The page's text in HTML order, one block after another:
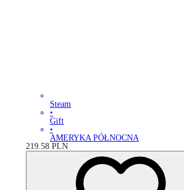
Steam
•
Gift
•
AMERYKA PÓŁNOCNA
219.58 PLN